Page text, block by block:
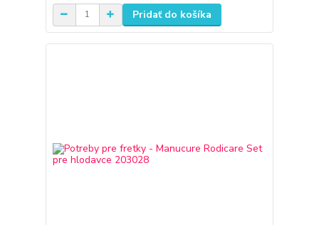
Pridať do košíka